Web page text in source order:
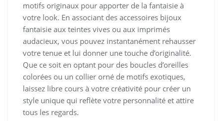
motifs originaux pour apporter de la fantaisie à
votre look. En associant des accessoires bijoux
fantaisie aux teintes vives ou aux imprimés
audacieux, vous pouvez instantanément rehausser
votre tenue et lui donner une touche d’originalité.
Que ce soit en optant pour des boucles d’oreilles
colorées ou un collier orné de motifs exotiques,
laissez libre cours à votre créativité pour créer un
style unique qui reflète votre personnalité et attire
tous les regards.